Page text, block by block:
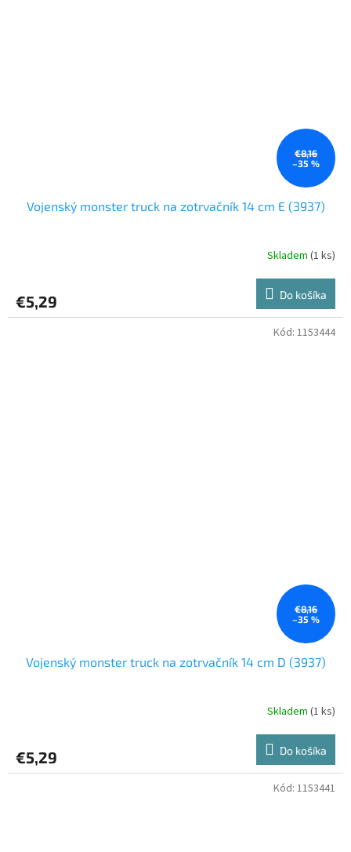
€8,16
–35 %
Vojenský monster truck na zotrvačník 14 cm E (3937)
Skladem (1 ks)
€5,29 Do košíka
€8,16
–35 %
Vojenský monster truck na zotrvačník 14 cm D (3937)
Skladem (1 ks)
€5,29 Do košíka
Kód: 1153444
Kód: 1153441